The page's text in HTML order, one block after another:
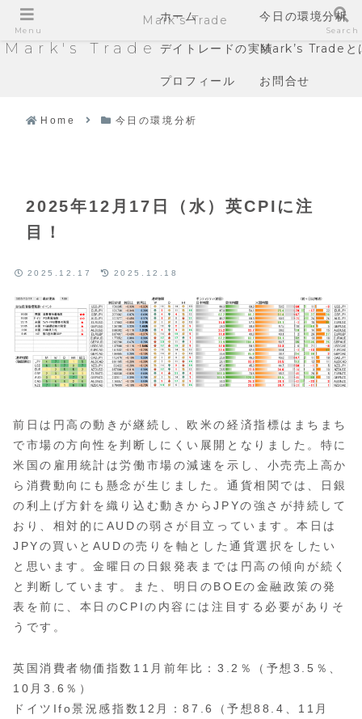
Mark's Trade
ホーム 今日の環境分析
デイトレードの実績Mark’s Tradeと
プロフィール お問合せ
Home 今日の環境分析
2025年12月17日（水）英CPIに注
目！
2025.12.17 2025.12.18
前日は円高の動きが継続し、欧米の経済指標はまちまち
で市場の方向性を判断しにくい展開となりました。特に
米国の雇用統計は労働市場の減速を示し、小売売上高か
ら消費動向にも懸念が生じました。通貨相関では、日銀
の利上げ方針を織り込む動きからJPYの強さが持続して
おり、相対的にAUDの弱さが目立っています。本日は
JPYの買いとAUDの売りを軸とした通貨選択をしたい
と思います。金曜日の日銀発表までは円高の傾向が続く
と判断しています。また、明日のBOEの金融政策の発
表を前に、本日のCPIの内容には注目する必要がありそ
うです。
英国消費者物価指数11月前年比：3.2％（予想3.5％、
10月3.6％）
ドイツIfo景況感指数12月：87.6（予想88.4、11月
Menu
Mark's Trade
Search